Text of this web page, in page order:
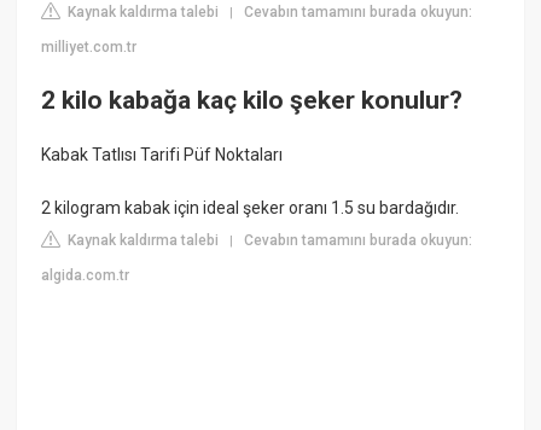
Kaynak kaldırma talebi |Cevabın tamamını burada okuyun:
milliyet.com.tr
2 kilo kabağa kaç kilo şeker konulur?
Kabak Tatlısı Tarifi Püf Noktaları
2 kilogram kabak için ideal şeker oranı 1.5 su bardağıdır.
Kaynak kaldırma talebi |Cevabın tamamını burada okuyun:
algida.com.tr